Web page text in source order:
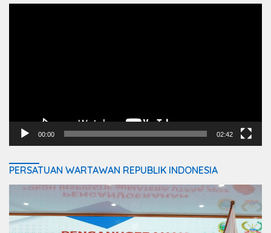
00:00 02:42
PERSATUAN WARTAWAN REPUBLIK INDONESIA